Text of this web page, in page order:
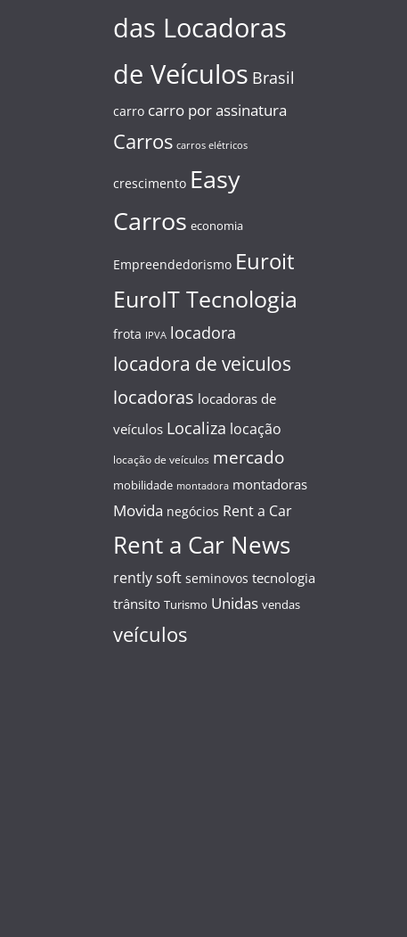
das Locadoras
de Veículos Brasil
carro carro por assinatura
Carros carros elétricos
crescimento Easy
Carros economia
Empreendedorismo Euroit
EuroIT Tecnologia
frota IPVA locadora
locadora de veiculos
locadoras locadoras de
veículos Localiza locação
locação de veículos mercado
mobilidade montadora montadoras
Movida negócios Rent a Car
Rent a Car News
rently soft seminovos tecnologia
trânsito Turismo Unidas vendas
veículos